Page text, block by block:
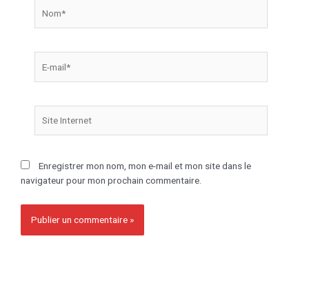
Enregistrer mon nom, mon e-mail et mon site dans le
navigateur pour mon prochain commentaire.